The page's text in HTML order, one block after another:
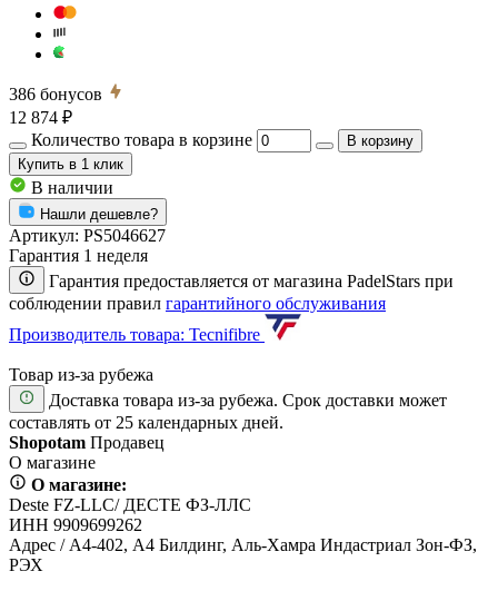
386 бонусов
12 874 ₽
Количество товара в корзине
В корзину
Купить в 1 клик
В наличии
Нашли дешевле?
Артикул: PS5046627
Гарантия 1 неделя
Гарантия предоставляется от магазина PadelStars при
соблюдении правил гарантийного обслуживания
Производитель товара: Tecnifibre
Товар из-за рубежа
Доставка товара из-за рубежа. Срок доставки может
составлять от 25 календарных дней.
Shopotam Продавец
О магазине
О магазине:
Deste FZ-LLC/ ДЕСТЕ ФЗ-ЛЛС
ИНН 9909699262
Адрес / А4-402, А4 Билдинг, Аль-Хамра Индастриал Зон-ФЗ,
РЭХ